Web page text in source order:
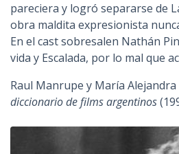
pareciera y logró separarse de
obra maldita expresionista
En el cast sobresalen Nathán
vida y Escalada, por lo mal que
Raul Manrupe y María
diccionario de films argentinos